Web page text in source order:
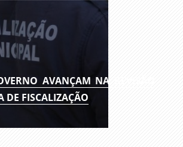
AVANÇAM NA REVISÃO
DE FISCALIZAÇÃO